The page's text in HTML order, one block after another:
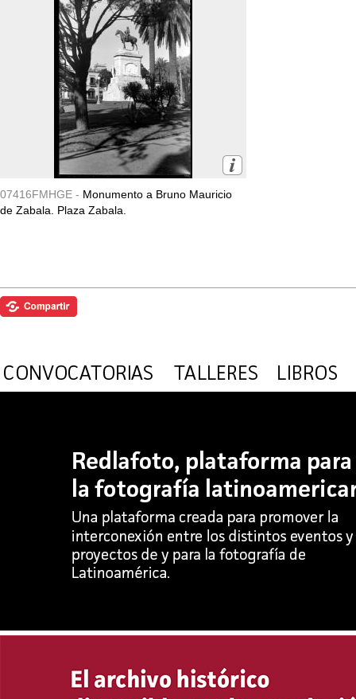
07416FMHGE - Monumento a Bruno Mauricio
de Zabala. Plaza Zabala.